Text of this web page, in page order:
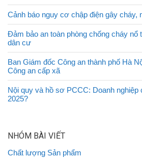
Cảnh báo nguy cơ chập điện gây cháy,
Đảm bảo an toàn phòng chống cháy
dân cư
Ban Giám đốc Công an thành phố Hà
Công an cấp xã
Nội quy và hồ sơ PCCC: Doanh nghiệp
2025?
NHÓM BÀI VIẾT
Chất lượng Sản phẩm